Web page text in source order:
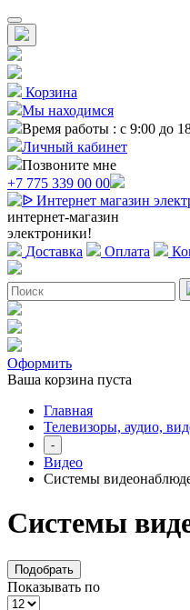
Корзина
Мы находимся
Время работы : с 9:00 до
Личный кабинет
Позвоните мне
+7 775 339 00 00
интернет-магазин
электроники!
Доставка
Оплата
Оформить
Ваша корзина пуста
Главная
Телевизоры, аудио,
-
Видео
Системы
Системы
Подобрать
Показывать по